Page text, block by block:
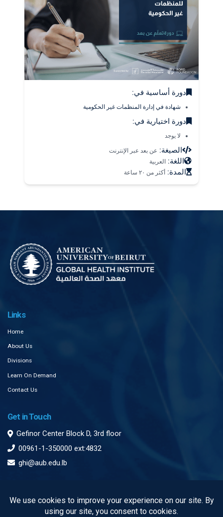
دورة أساسية في:
شهادة في إدارة المنظمات غير الحكومية
دورة اختيارية في:
لا يوجد
الصيغة: عن بعد عبر الإنترنت
اللغة: العربية
المدة: أكثر من ٢٠ ساعة
Links
Home
About Us
Divisions
Learn On Demand
Contact Us
Get in Touch
Gefinor Center Block D, 3rd floor
00961-1-350000 ext:4832
ghi@aub.edu.lb